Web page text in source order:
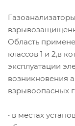
Область
классов 1 и 2,в
эксплуатации
возникновения
взрывоопасных
• в местах